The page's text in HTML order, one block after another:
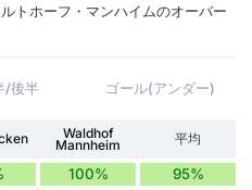
トホーフ・マンハイムのオーバー
/後半 ゴール(アンダー)
Waldhof
Mannheim 平均
100% 95%